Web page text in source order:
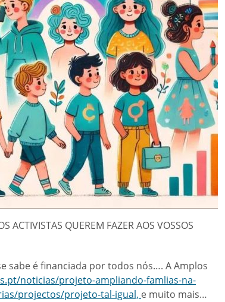
ACTIVISTAS QUEREM FAZER AOS VOSSOS
sabe é financiada por todos nós…. A Amplos
noticias/projeto-ampliando-famlias-na-
projectos/projeto-tal-igual, e muito mais…